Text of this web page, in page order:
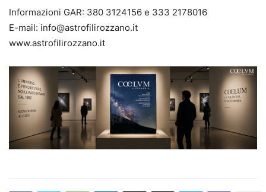
Informazioni GAR: 380 3124156 e 333 2178016
E-mail: info@astrofilirozzano.it
www.astrofilirozzano.it